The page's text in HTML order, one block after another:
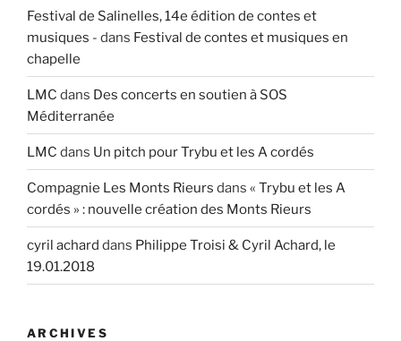
Festival de Salinelles, 14e édition de contes et
musiques - dans Festival de contes et musiques en
chapelle
LMC dans Des concerts en soutien à SOS
Méditerranée
LMC dans Un pitch pour Trybu et les A cordés
Compagnie Les Monts Rieurs dans « Trybu et les A
cordés » : nouvelle création des Monts Rieurs
cyril achard dans Philippe Troisi & Cyril Achard, le
19.01.2018
ARCHIVES